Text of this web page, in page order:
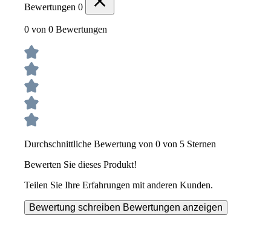
Bewertungen 0
0 von 0 Bewertungen
Durchschnittliche Bewertung von 0 von 5 Sternen
Bewerten Sie dieses Produkt!
Teilen Sie Ihre Erfahrungen mit anderen Kunden.
Bewertung schreiben Bewertungen anzeigen